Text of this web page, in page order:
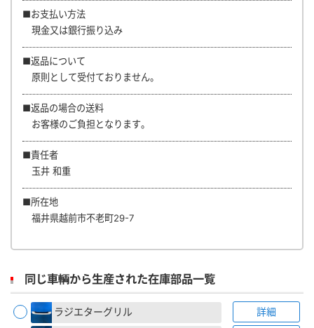
■お支払い方法
現金又は銀行振り込み
■返品について
原則として受付ておりません。
■返品の場合の送料
お客様のご負担となります。
■責任者
玉井 和重
■所在地
福井県越前市不老町29-7
同じ車輌から生産された在庫部品一覧
ラジエターグリル
詳細